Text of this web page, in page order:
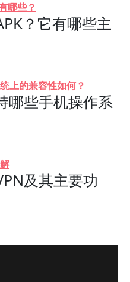
哪些？
？它有哪些主
上的兼容性如何？
哪些手机操作系
及其主要功